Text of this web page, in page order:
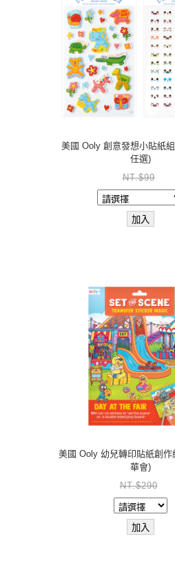
美國 Ooly 創意發想小貼紙
任選)
NT.$99
美國 Ooly 幼兒轉印貼紙創作
華會)
NT.$290